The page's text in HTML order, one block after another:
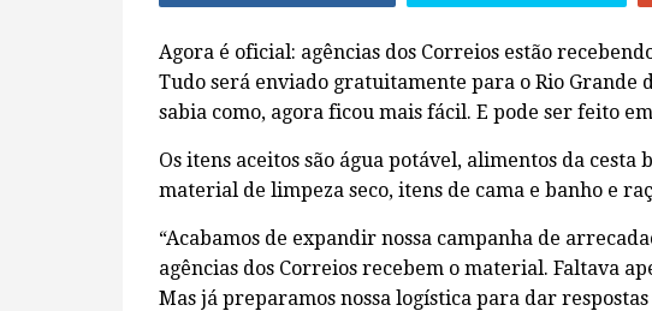
Agora é oficial: agências dos Correios estão
Tudo será enviado gratuitamente para o Rio Grande
sabia como, agora ficou mais fácil. E pode ser feito
Os itens aceitos são água potável, alimentos da cesta
material de limpeza seco, itens de cama e banho e
“Acabamos de expandir nossa campanha de
agências dos Correios recebem o material. Faltava
Mas já preparamos nossa logística para dar